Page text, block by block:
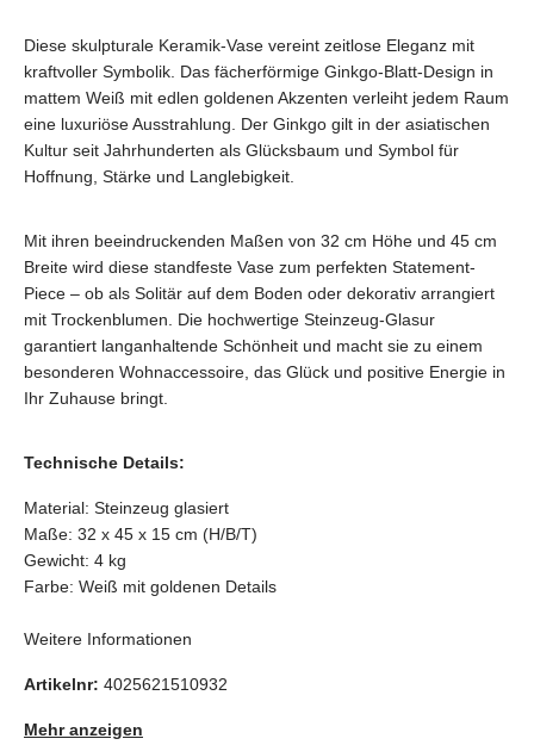
Diese skulpturale Keramik-Vase vereint zeitlose Eleganz mit
kraftvoller Symbolik. Das fächerförmige Ginkgo-Blatt-Design in
mattem Weiß mit edlen goldenen Akzenten verleiht jedem Raum
eine luxuriöse Ausstrahlung. Der Ginkgo gilt in der asiatischen
Kultur seit Jahrhunderten als Glücksbaum und Symbol für
Hoffnung, Stärke und Langlebigkeit.
Mit ihren beeindruckenden Maßen von 32 cm Höhe und 45 cm
Breite wird diese standfeste Vase zum perfekten Statement-
Piece – ob als Solitär auf dem Boden oder dekorativ arrangiert
mit Trockenblumen. Die hochwertige Steinzeug-Glasur
garantiert langanhaltende Schönheit und macht sie zu einem
besonderen Wohnaccessoire, das Glück und positive Energie in
Ihr Zuhause bringt.
Technische Details:
Material: Steinzeug glasiert
Maße: 32 x 45 x 15 cm (H/B/T)
Gewicht: 4 kg
Farbe: Weiß mit goldenen Details
Weitere Informationen
Artikelnr: 4025621510932
Mehr anzeigen